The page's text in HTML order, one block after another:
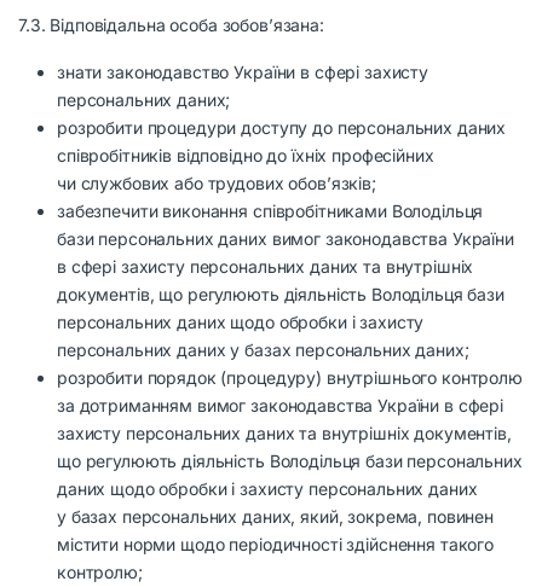
7.3. Відповідальна особа зобов’язана:
знати законодавство України в сфері захисту
персональних даних;
розробити процедури доступу до персональних даних
співробітників відповідно до їхніх професійних
чи службових або трудових обов’язків;
забезпечити виконання співробітниками Володільця
бази персональних даних вимог законодавства України
в сфері захисту персональних даних та внутрішніх
документів, що регулюють діяльність Володільця бази
персональних даних щодо обробки і захисту
персональних даних у базах персональних даних;
розробити порядок (процедуру) внутрішнього контролю
за дотриманням вимог законодавства України в сфері
захисту персональних даних та внутрішніх документів,
що регулюють діяльність Володільця бази персональних
даних щодо обробки і захисту персональних даних
у базах персональних даних, який, зокрема, повинен
містити норми щодо періодичності здійснення такого
контролю;